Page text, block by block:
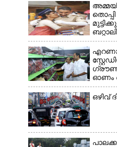
തൊപ്പി
ഓണം
ഒഴിവ്